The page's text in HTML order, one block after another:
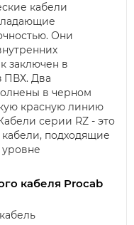
кабели
Они
заключен в
ПВХ. Два
в черном
красную линию
серии RZ - это
подходящие
кабеля Procab